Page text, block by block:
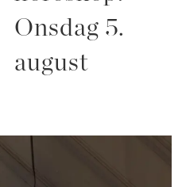
Onsdag 5.
august